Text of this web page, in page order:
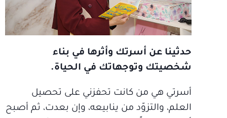
حدثينا عن أسرتك وأثرها في بناء
شخصيتك وتوجهاتك في الحياة.
أسرتي هي من كانت تحفزني على تحصيل
العلم، والتزوّد من ينابيعه، وإن بعدت، ثم أصبح